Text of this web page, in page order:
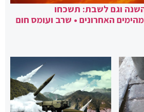
וגם לשבת: תשכחו
האחרונים • שרב ועומס חום